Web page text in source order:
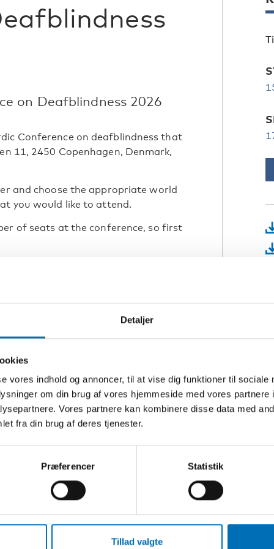
Detaljer
vores indhold og annoncer, til at vise dig funktioner til sociale
om din brug af vores hjemmeside med vores partnere
Vores partnere kan kombinere disse data med
fra din brug af deres tjenester.
Præferencer Statistik
Tillad valgte
on Deafblindness 2026
Conference on deafblindness that
11, 2450 Copenhagen, Denmark,
and choose the appropriate world
you would like to attend.
of seats at the conference, so first
before regristering and
the 13th, 2026 before 12:00
available online and registration